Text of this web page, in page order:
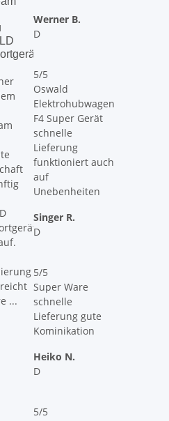
...
über die
Feiertage
Zum
Jahresende
möchten
wir uns
bei
Kunden
entgegengebrachte
Vertrauen
und die
gute
bedanken
Werner B.
D
5/5
Oswald
Elektrohubwagen
F4 Super Gerät
schnelle
Lieferung
funktioniert auch
auf
Unebenheiten
Singer R.
D
5/5
Super Ware
schnelle
Lieferung gute
Kominikation
Heiko N.
D
5/5